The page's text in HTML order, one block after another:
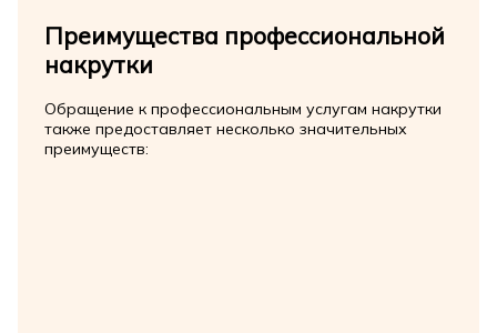
Преимущества профессиональной
накрутки
Обращение к профессиональным услугам накрутки
также предоставляет несколько значительных
преимуществ: